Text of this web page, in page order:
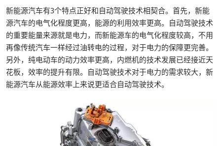
新能源汽车有3个特点正好和自动驾驶技术相契合。首先，新能
源汽车的电气化程度更高，能源的利用效率更高。自动驾驶技术
的重要能量来源就是电力，而新能源车的电气化程度较高，不用
再像传统汽车一样经过油转电的过程，对于电力的保障更完善。
另外，纯电动车的动力效率更高，内燃机的技术发展已经接近天
花板，效率的提升有限。自动驾驶技术对于电力的需求较大，新
能源汽车从能源效率上来说更适合自动驾驶技术。